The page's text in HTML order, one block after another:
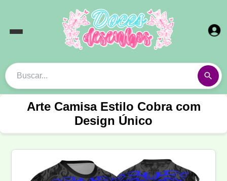
Arte Camisa Estilo Cobra com
Design Único